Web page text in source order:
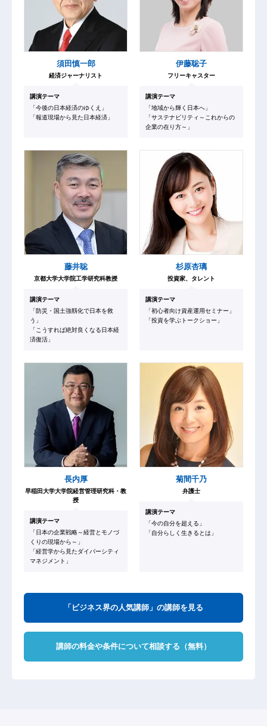
須田慎一郎
経済ジャーナリスト
講演テーマ
「今後の日本経済のゆくえ」
「報道現場から見た日本経済」
伊藤聡子
フリーキャスター
講演テーマ
「地域から輝く日本へ」
「サステナビリティ～これからの
企業の在り方～」
藤井聡
京都大学大学院工学研究科教授
講演テーマ
「防災・国土強靱化で日本を救
う」
「こうすれば絶対良くなる日本経
済復活」
杉原杏璃
投資家、タレント
講演テーマ
「初心者向け資産運用セミナー」
「投資を学ぶトークショー」
長内厚
早稲田大学大学院経営管理研究科・教
授
講演テーマ
「日本の企業戦略～経営とモノづ
くりの現場から～」
「経営学から見たダイバーシティ
マネジメント」
菊間千乃
弁護士
講演テーマ
「今の自分を超える」
「自分らしく生きるとは」
「ビジネス界の人気講師」の講師を見る
講師の料金や条件について相談する（無料）